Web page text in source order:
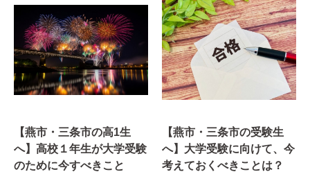
【燕市・三条市の高1生
へ】高校１年生が大学受験
のために今すべきこと
【燕市・三条市の受験生
へ】大学受験に向けて、今
考えておくべきことは？